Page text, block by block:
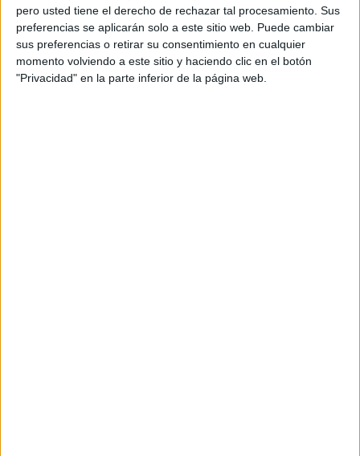
pero usted tiene el derecho de rechazar tal procesamiento. Sus
preferencias se aplicarán solo a este sitio web. Puede cambiar
sus preferencias o retirar su consentimiento en cualquier
momento volviendo a este sitio y haciendo clic en el botón
"Privacidad" en la parte inferior de la página web.
Para estas habilidosas tejedoras se trata de la
continuación casi natural de su proyecto 'Tejiendo para el
recuerdo ', con el que el año pasado ya colaboraron con la